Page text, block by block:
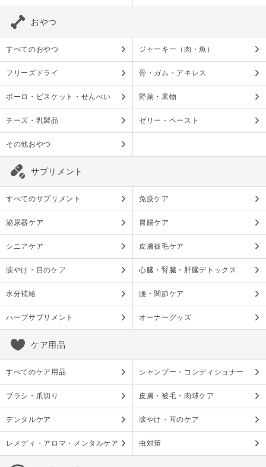
おやつ
すべてのおやつ ジャーキー（肉・魚）
フリーズドライ 骨・ガム・アキレス
ボーロ・ビスケット・せんべい 野菜・果物
チーズ・乳製品 ゼリー・ペースト
その他おやつ
サプリメント
すべてのサプリメント 免疫ケア
泌尿器ケア 胃腸ケア
シニアケア 皮膚被毛ケア
涙やけ・目のケア 心臓・腎臓・肝臓デトックス
水分補給 腰・関節ケア
ハーブサプリメント オーナーグッズ
ケア用品
すべてのケア用品 シャンプー・コンディショナー
ブラシ・爪切り 皮膚・被毛・肉球ケア
デンタルケア 涙やけ・耳のケア
レメディ・アロマ・メンタルケア 虫対策